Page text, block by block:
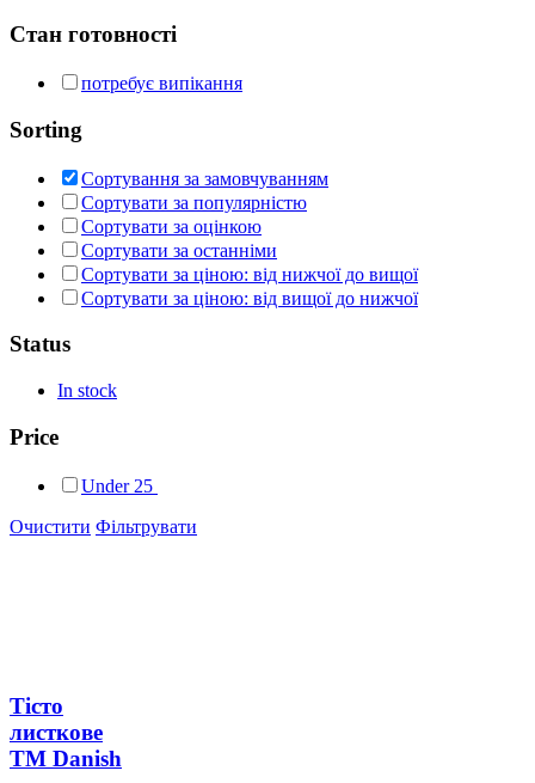
Стан готовності
потребує випікання
Sorting
Сортування за замовчуванням
Сортувати за популярністю
Сортувати за оцінкою
Сортувати за останніми
Сортувати за ціною: від нижчої до вищої
Сортувати за ціною: від вищої до нижчої
Status
In stock
Price
Under 25
Очистити Фільтрувати
Тісто
листкове
ТМ Danish